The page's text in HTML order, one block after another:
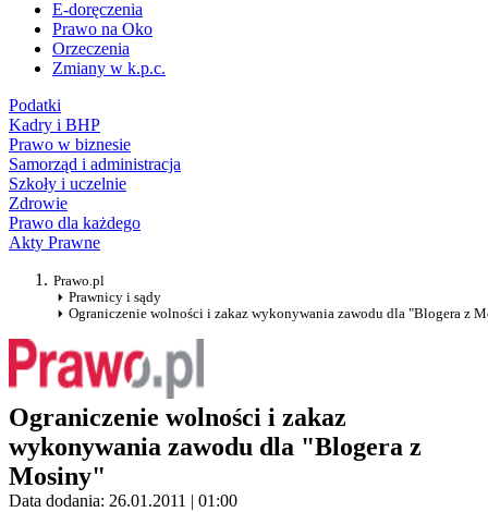
E-doręczenia
Prawo na Oko
Orzeczenia
Zmiany w k.p.c.
Podatki
Kadry i BHP
Prawo w biznesie
Samorząd i administracja
Szkoły i uczelnie
Zdrowie
Prawo dla każdego
Akty Prawne
Prawo.pl
Prawnicy i sądy
Ograniczenie wolności i zakaz wykonywania zawodu dla "Blogera z
Ograniczenie wolności i zakaz
wykonywania zawodu dla "Blogera z
Mosiny"
Data dodania: 26.01.2011 | 01:00